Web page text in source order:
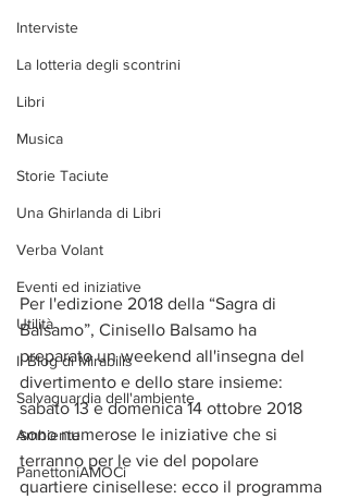
Interviste
La lotteria degli scontrini
Libri
Musica
Storie Taciute
Una Ghirlanda di Libri
Verba Volant
Eventi ed iniziative
Utilità
Il Blog di Mirabilis
Salvaguardia dell'ambiente
Ambiente
PanettoniAMOCi
Per l'edizione 2018 della “Sagra di
Balsamo”, Cinisello Balsamo ha
preparato un weekend all'insegna del
divertimento e dello stare insieme:
sabato 13 e domenica 14 ottobre 2018
sono numerose le iniziative che si
terranno per le vie del popolare
quartiere cinisellese: ecco il programma